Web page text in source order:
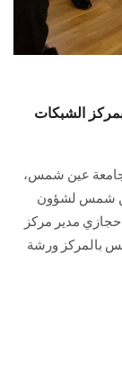
الدراسات العليا
الزائـرون
الشبكات
جامعة عين شمس،
شمس لشؤون
حجازي مدير مركز
بالمركز ورشة